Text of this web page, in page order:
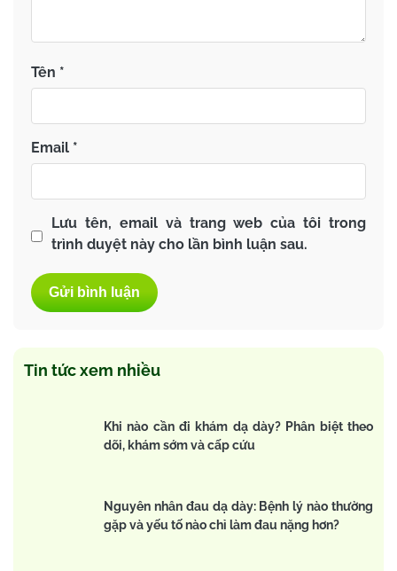
Tên *
Email *
Lưu tên, email và trang web của tôi trong
trình duyệt này cho lần bình luận sau.
Tin tức xem nhiều
Khi nào cần đi khám dạ dày? Phân biệt theo
dõi, khám sớm và cấp cứu
Nguyên nhân đau dạ dày: Bệnh lý nào thường
gặp và yếu tố nào chỉ làm đau nặng hơn?